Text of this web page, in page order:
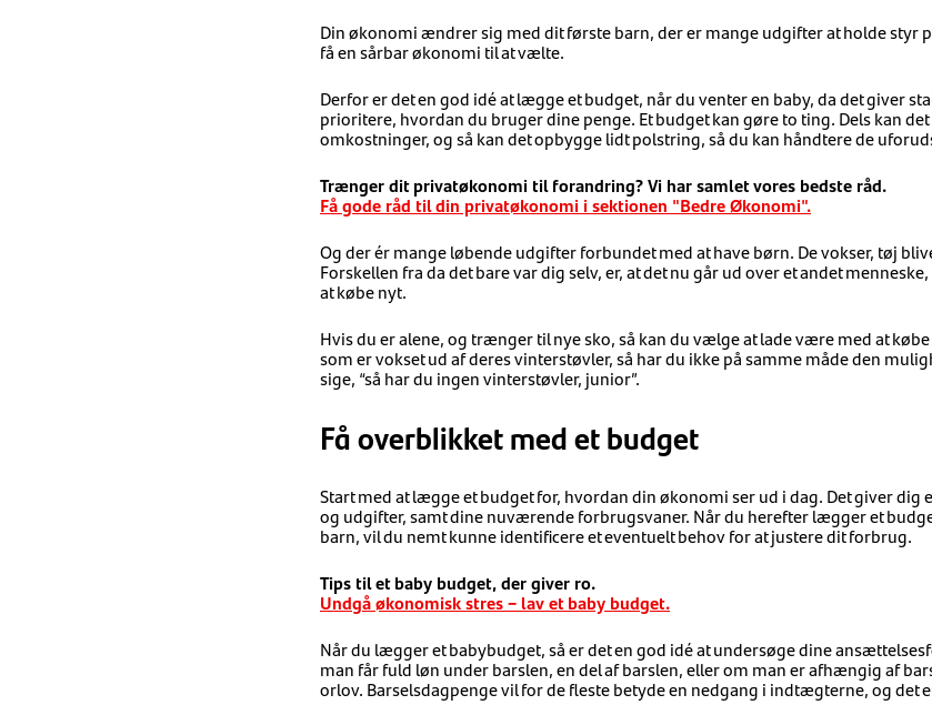
Din økonomi ændrer sig med dit første barn, der er mange udgifter at holde styr
få en sårbar økonomi til at vælte.
Derfor er det en god idé at lægge et budget, når du venter en baby, da det giver
prioritere, hvordan du bruger dine penge. Et budget kan gøre to ting. Dels kan
omkostninger, og så kan det opbygge lidt polstring, så du kan håndtere de
Trænger dit privatøkonomi til forandring? Vi har samlet vores bedste råd.
Få gode råd til din privatøkonomi i sektionen "Bedre Økonomi".
Og der ér mange løbende udgifter forbundet med at have børn. De vokser, tøj
Forskellen fra da det bare var dig selv, er, at det nu går ud over et andet
at købe nyt.
Hvis du er alene, og trænger til nye sko, så kan du vælge at lade være med at
som er vokset ud af deres vinterstøvler, så har du ikke på samme måde den
sige, “så har du ingen vinterstøvler, junior”.
Få overblikket med et budget
Start med at lægge et budget for, hvordan din økonomi ser ud i dag. Det giver
og udgifter, samt dine nuværende forbrugsvaner. Når du herefter lægger et
barn, vil du nemt kunne identificere et eventuelt behov for at justere dit forbrug.
Tips til et baby budget, der giver ro.
Undgå økonomisk stres – lav et baby budget.
Når du lægger et babybudget, så er det en god idé at undersøge dine
man får fuld løn under barslen, en del af barslen, eller om man er afhængig af
orlov. Barselsdagpenge vil for de fleste betyde en nedgang i indtægterne, og det